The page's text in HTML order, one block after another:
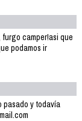
furgo camper!asi que
podamos ir
pasado y todavía